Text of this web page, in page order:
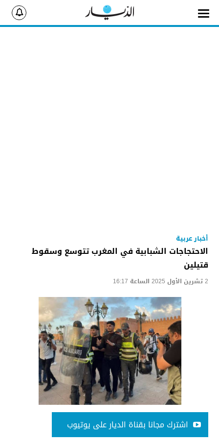
أخبار عربية
الاحتجاجات الشبابية في المغرب تتوسع وسقوط
قتيلين
2 تشرين الأول 2025 الساعة 16:17
اشترك مجانا بقناة الديار على يوتيوب